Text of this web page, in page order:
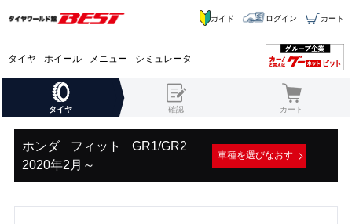
タイヤ ホイール メニュー シミュレータ
ガイド ログイン カート
タイヤ 確認 カート
ホンダ フィット
GR1/GR2
2020年2月～
車種を選びなおす